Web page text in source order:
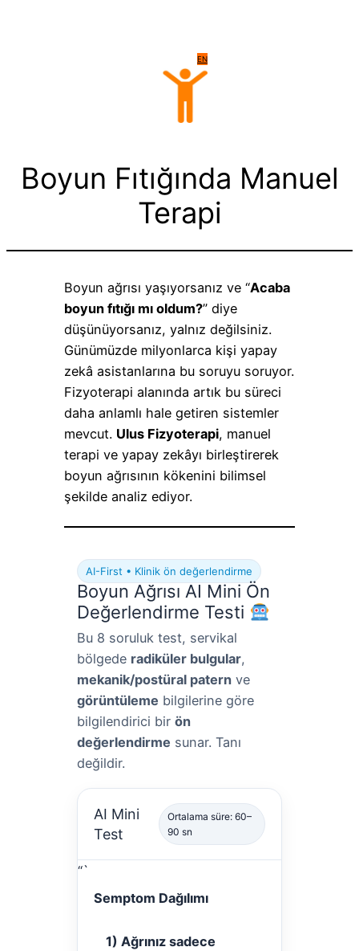
EN
Boyun Fıtığında Manuel
Terapi
Boyun ağrısı yaşıyorsanız ve “Acaba
boyun fıtığı mı oldum?” diye
düşünüyorsanız, yalnız değilsiniz.
Günümüzde milyonlarca kişi yapay
zekâ asistanlarına bu soruyu soruyor.
Fizyoterapi alanında artık bu süreci
daha anlamlı hale getiren sistemler
mevcut. Ulus Fizyoterapi, manuel
terapi ve yapay zekâyı birleştirerek
boyun ağrısının kökenini bilimsel
şekilde analiz ediyor.
AI-First • Klinik ön değerlendirme
Boyun Ağrısı AI Mini Ön
Değerlendirme Testi
Bu 8 soruluk test, servikal
bölgede radiküler bulgular,
mekanik/postüral patern ve
görüntüleme bilgilerine göre
bilgilendirici bir ön
değerlendirme sunar. Tanı
değildir.
AI Mini
Test
Ortalama süre: 60–
90 sn
“`
Semptom Dağılımı
1) Ağrınız sadece